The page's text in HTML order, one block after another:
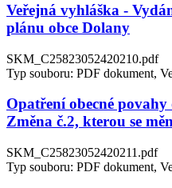
Veřejná vyhláška -
plánu obce Dolany
SKM_C25823052420210.pdf
Typ souboru: PDF dokument,
Opatření obecné
Změna č.2, kterou se
SKM_C25823052420211.pdf
Typ souboru: PDF dokument,